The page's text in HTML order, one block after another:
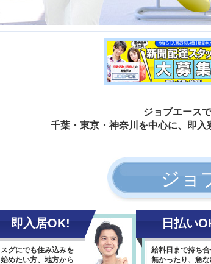
ジョブエース
千葉・東京・神奈川を中心に、即入
ジョ
即入居OK!
スグにでも住み込みを
始めたい方、地方から
日払い
給料日まで持ち
無かったり、急